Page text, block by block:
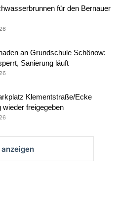
für den Bernauer
an Grundschule Schönow:
Sanierung läuft
Klementstraße/Ecke
wieder freigegeben